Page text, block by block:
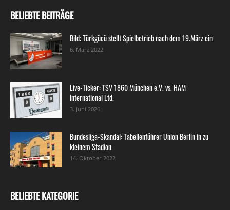
BELIEBTE BEITRÄGE
Bild: Türkgücü stellt Spielbetrieb nach dem 19.März ein
6. März 2022
Live-Ticker: TSV 1860 München e.V. vs. HAM
International Ltd.
3. Juni 2026
Bundesliga-Skandal: Tabellenführer Union Berlin in zu
kleinem Stadion
14. Oktober 2022
BELIEBTE KATEGORIE